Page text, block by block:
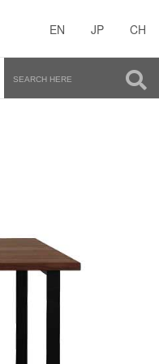
EN JP CH